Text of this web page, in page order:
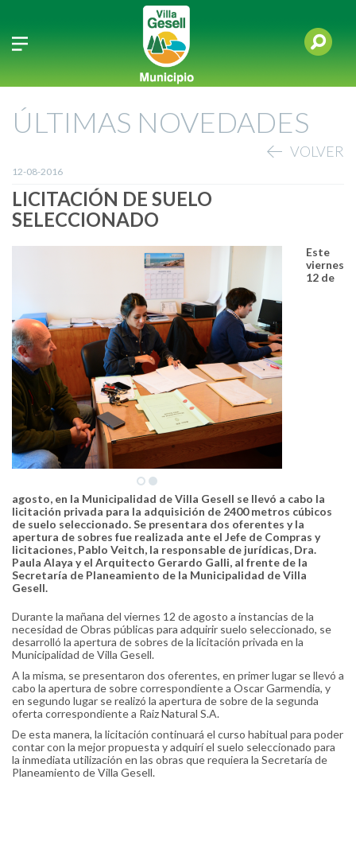
ÚLTIMAS NOVEDADES
VOLVER
12-08-2016
LICITACIÓN DE SUELO
SELECCIONADO
Este
viernes
12 de
agosto, en la Municipalidad de Villa Gesell se llevó a cabo la
licitación privada para la adquisición de 2400 metros cúbicos
de suelo seleccionado. Se presentara dos oferentes y la
apertura de sobres fue realizada ante el Jefe de Compras y
licitaciones, Pablo Veitch, la responsable de jurídicas, Dra.
Paula Alaya y el Arquitecto Gerardo Galli, al frente de la
Secretaría de Planeamiento de la Municipalidad de Villa
Gesell.
Durante la mañana del viernes 12 de agosto a instancias de la
necesidad de Obras públicas para adquirir suelo seleccionado, se
desarrolló la apertura de sobres de la licitación privada en la
Municipalidad de Villa Gesell.
A la misma, se presentaron dos oferentes, en primer lugar se llevó a
cabo la apertura de sobre correspondiente a Oscar Garmendia, y
en segundo lugar se realizó la apertura de sobre de la segunda
oferta correspondiente a Raiz Natural S.A.
De esta manera, la licitación continuará el curso habitual para poder
contar con la mejor propuesta y adquirí el suelo seleccionado para
la inmediata utilización en las obras que requiera la Secretaría de
Planeamiento de Villa Gesell.